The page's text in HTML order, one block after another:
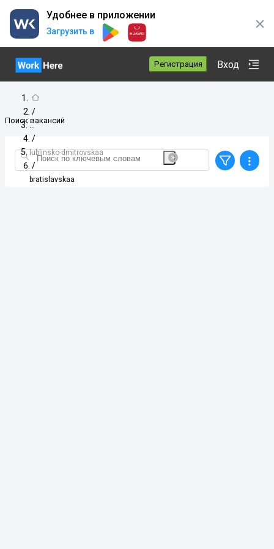
Удобнее в приложении
Загрузить в
Регистрация Вход
/
/
lublinsko-dmitrovskaa
/
bratislavskaa
Поиск вакансий